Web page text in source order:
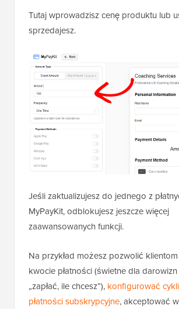
Tutaj wprowadzisz cenę produktu lub
sprzedajesz.
Jeśli zaktualizujesz do jednego z
MyPayKit, odblokujesz jeszcze więcej
zaawansowanych funkcji.
Na przykład możesz pozwolić
kwocie płatności (świetne dla
„zapłać, ile chcesz”), konfigurować
płatności subskrypcyjne, akceptować